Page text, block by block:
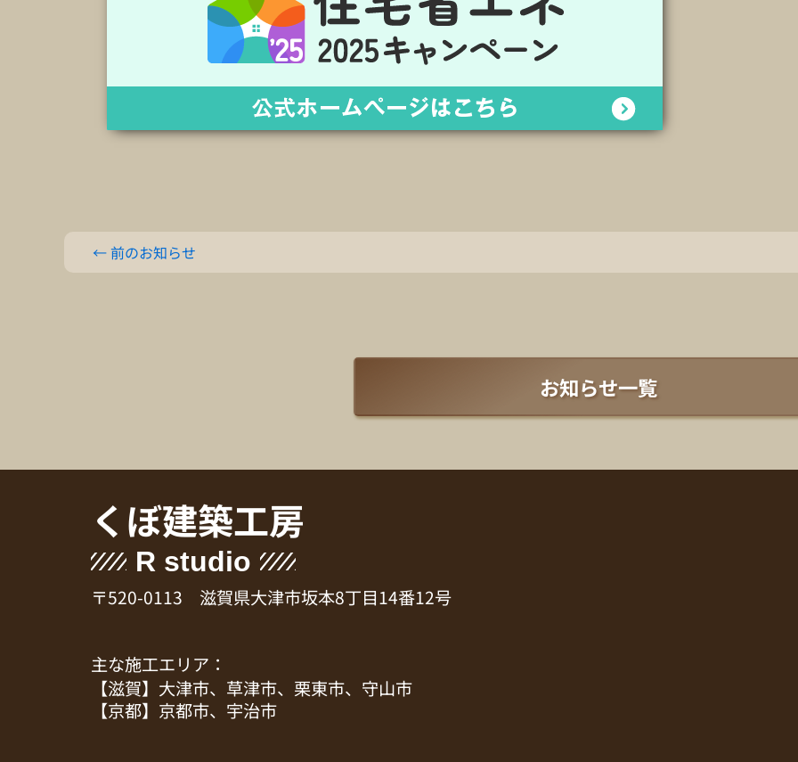
←前のお知らせ
お知らせ一覧
くぼ建築工房
R studio
〒520-0113 滋賀県大津市坂本8丁目14番12号
主な施工エリア：
【滋賀】大津市、草津市、栗東市、守山市
【京都】京都市、宇治市